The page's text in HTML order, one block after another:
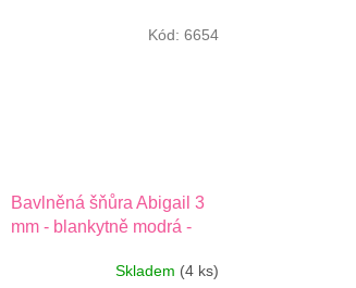
Bavlněná šňůra Abigail 3
mm - blankytně modrá -
Skladem (4 ks)
Kód: 6654